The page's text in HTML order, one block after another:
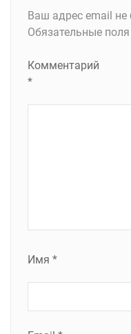
Ваш адрес email не
Обязательные
Комментарий
*
Имя *